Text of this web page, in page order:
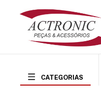
CATEGORIAS